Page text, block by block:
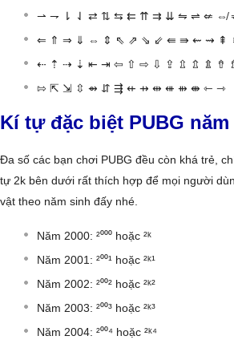
⇀ ⇁ ⇂ ⇃ ⇄ ⇅ ⇆ ⇇ ⇈ ⇉ ⇊ ⇋ ⇌ ⇍ ⇎
⇐ ⇑ ⇒ ⇓ ⇔ ⇕ ⇖ ⇗ ⇘ ⇙ ⇚ ⇛ ⇜ ⇝ ⇞
⇠ ⇡ ⇢ ⇣ ⇤ ⇥ ⇦ ⇧ ⇨ ⇩ ⇪ ⇫ ⇬ ⇭ ⇮
⇰ ⇱ ⇲ ⇳ ⇴ ⇵ ⇶ ⇷ ⇸ ⇹ ⇺ ⇻ ⇼ ⇽ ⇾
Kí tự đặc biệt PUBG
Đa số các bạn chơi PUBG đều còn khá trẻ,
tự 2k bên dưới rất thích hợp để mọi người
vật theo năm sinh đấy nhé.
Năm 2000: ²⁰⁰⁰ hoặc ²ᵏ
Năm 2001: ²⁰⁰¹ hoặc ²ᵏ¹
Năm 2002: ²⁰⁰² hoặc ²ᵏ²
Năm 2003: ²⁰⁰³ hoặc ²ᵏ³
Năm 2004: ²⁰⁰⁴ hoặc ²ᵏ⁴